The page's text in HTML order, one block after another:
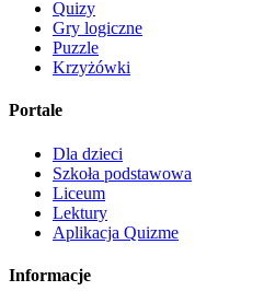
Quizy
Gry logiczne
Puzzle
Krzyżówki
Portale
Dla dzieci
Szkoła podstawowa
Liceum
Lektury
Aplikacja Quizme
Informacje